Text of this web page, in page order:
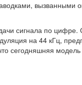
вызванными
сигнала по
на 44 кГц,
сегодняшняя